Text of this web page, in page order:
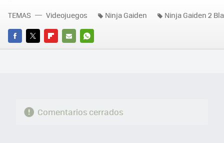
FACEBOOK
TWITTERFLIPBOARD
E-
WHATSAPP
TEMAS Videojuegos Ninja Gaiden Ninja Gaiden 2
Comentarios cerrados